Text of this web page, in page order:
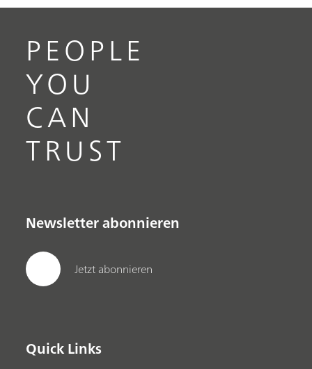
PEOPLE
YOU
CAN
TRUST
Newsletter abonnieren
Jetzt abonnieren
Quick Links